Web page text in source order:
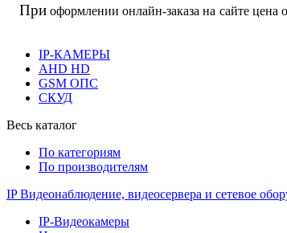
При оформлении онлайн-заказа на сайте цена
IP-КАМЕРЫ
AHD HD
GSM ОПС
СКУД
Весь каталог
По категориям
По производителям
IP Видеонаблюдение, видеосервера и сетевое
IP-Видеокамеры